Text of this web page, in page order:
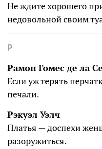
Не ждите хорошего
недовольной своим
Р
Рамон Гомес де ла
Если уж терять
печали.
Рэкуэл Уэлч
Платья — доспехи
разоружиться.